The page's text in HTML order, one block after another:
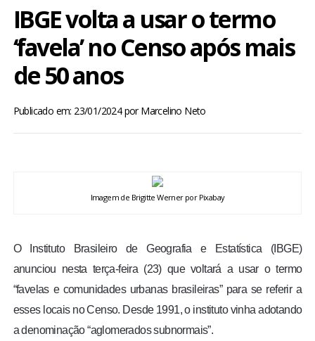
INÍCIO
POMBAL E REGIÃO
BRASIL
ENTRETENIMENTO
ENQUETE
TV LPB
IBGE volta a usar o termo
‘favela’ no Censo após mais
de 50 anos
Publicado em: 23/01/2024porMarcelino Neto
Imagem de Brigitte Werner por Pixabay
O Instituto Brasileiro de Geografia e Estatística (IBGE)
anunciou nesta terça-feira (23) que voltará a usar o termo
“favelas e comunidades urbanas brasileiras” para se referir a
esses locais no Censo. Desde 1991, o instituto vinha adotando
a denominação “aglomerados subnormais”.